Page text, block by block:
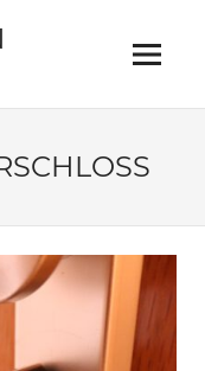
Menu